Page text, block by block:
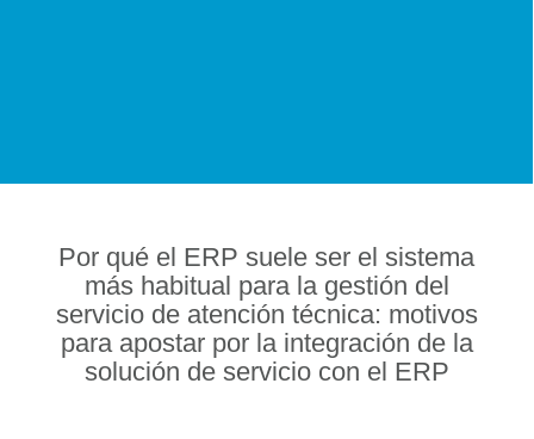
Por qué el ERP suele ser el sistema
más habitual para la gestión del
servicio de atención técnica: motivos
para apostar por la integración de la
solución de servicio con el ERP